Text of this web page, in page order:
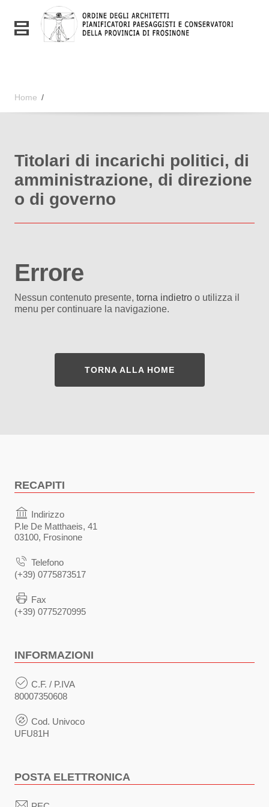
Vai ai contenuti
Vai al menu di navigazione
Vai al footer
Toggle navigation
Home /
Titolari di incarichi politici, di
amministrazione, di direzione
o di governo
Errore
Nessun contenuto presente, torna indietro o utilizza il
menu per continuare la navigazione.
TORNA ALLA HOME
RECAPITI
Indirizzo
P.le De Matthaeis, 41
03100, Frosinone
Telefono
(+39) 0775873517
Fax
(+39) 0775270995
INFORMAZIONI
C.F. / P.IVA
80007350608
Cod. Univoco
UFU81H
POSTA ELETTRONICA